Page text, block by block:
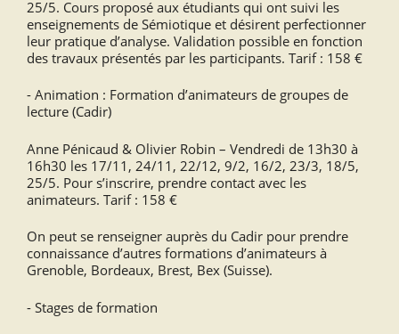
25/5. Cours proposé aux étudiants qui ont suivi les
enseignements de Sémiotique et désirent perfectionner
leur pratique d’analyse. Validation possible en fonction
des travaux présentés par les participants. Tarif : 158 €
- Animation : Formation d’animateurs de groupes de
lecture (Cadir)
Anne Pénicaud & Olivier Robin – Vendredi de 13h30 à
16h30 les 17/11, 24/11, 22/12, 9/2, 16/2, 23/3, 18/5,
25/5. Pour s’inscrire, prendre contact avec les
animateurs. Tarif : 158 €
On peut se renseigner auprès du Cadir pour prendre
connaissance d’autres formations d’animateurs à
Grenoble, Bordeaux, Brest, Bex (Suisse).
- Stages de formation